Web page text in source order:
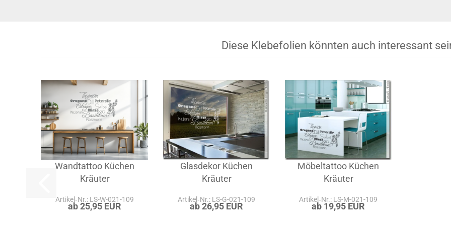
Diese Klebefolien könnten auch interessant
Wandtattoo Küchen
Kräuter
Artikel‑Nr.: LS-W-021-109
ab 25,95 EUR
Glasdekor Küchen
Kräuter
Artikel‑Nr.: LS-G-021-109
ab 26,95 EUR
Möbeltattoo Küchen
Kräuter
Artikel‑Nr.: LS-M-021-109
ab 19,95 EUR